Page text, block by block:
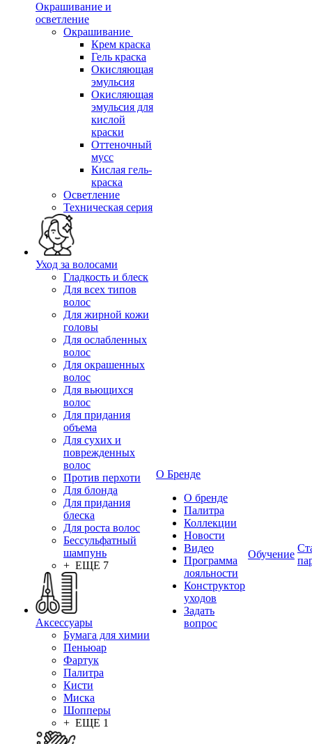
Окрашивание и
осветление
Окрашивание
Крем краска
Гель краска
Окисляющая
эмульсия
Окисляющая
эмульсия для
кислой
краски
Оттеночный
мусс
Кислая гель-
краска
Осветление
Техническая серия
Уход за волосами
Гладкость и блеск
Для всех типов
волос
Для жирной кожи
головы
Для ослабленных
волос
Для окрашенных
волос
Для вьющихся
волос
Для придания
объема
Для сухих и
поврежденных
волос
Против перхоти
Для блонда
Для придания
блеска
Для роста волос
Бессульфатный
шампунь
+ ЕЩЕ 7
Аксессуары
Бумага для химии
Пеньюар
Фартук
Палитра
Кисти
Миска
Шопперы
+ ЕЩЕ 1
О Бренде
О бренде
Палитра
Коллекции
Новости
Видео
Программа
лояльности
Конструктор
уходов
Задать
вопрос
Обучение